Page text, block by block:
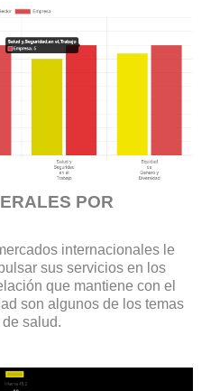
POR
internacionales le
sus servicios en los
que mantiene con el
son algunos de los temas
salud.